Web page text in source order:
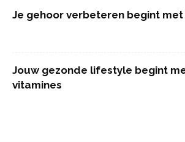
Je gehoor verbeteren begint
Jouw gezonde lifestyle begint
vitamines